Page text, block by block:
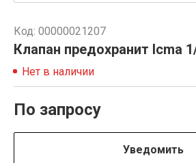
Код: 00000021207
Клапан предохранит Icma
Нет в наличии
По запросу
Уведомить